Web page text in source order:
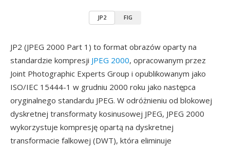
JP2 FIG
JP2 (JPEG 2000 Part 1) to format obrazów oparty na
standardzie kompresji JPEG 2000, opracowanym przez
Joint Photographic Experts Group i opublikowanym jako
ISO/IEC 15444-1 w grudniu 2000 roku jako następca
oryginalnego standardu JPEG. W odróżnieniu od blokowej
dyskretnej transformaty kosinusowej JPEG, JPEG 2000
wykorzystuje kompresję opartą na dyskretnej
transformacie falkowej (DWT), która eliminuje